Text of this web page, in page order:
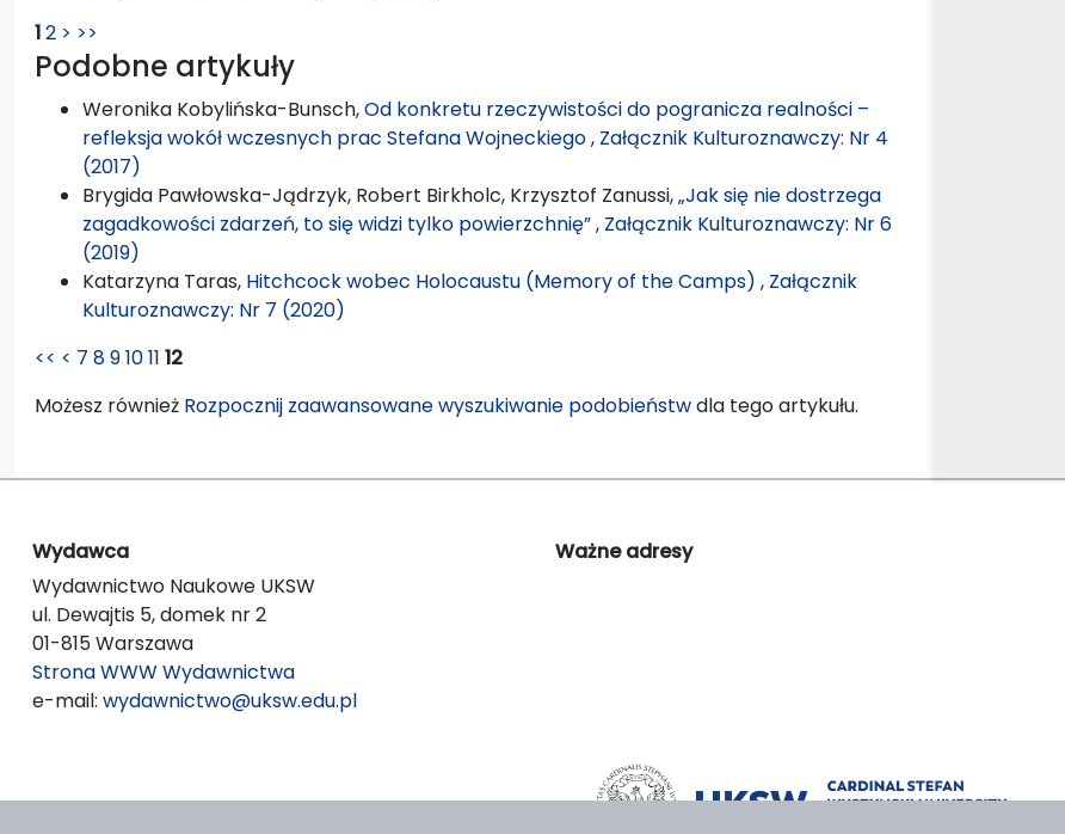
12 > >>
Podobne artykuły
Weronika Kobylińska-Bunsch,Od konkretu rzeczywistości do pogranicza realności –
refleksja wokół wczesnych prac Stefana Wojneckiego, Załącznik Kulturoznawczy: Nr 4
(2017)
Brygida Pawłowska-Jądrzyk, Robert Birkholc, Krzysztof Zanussi,„Jak się nie dostrzega
zagadkowości zdarzeń, to się widzi tylko powierzchnię”, Załącznik Kulturoznawczy: Nr 6
(2019)
Katarzyna Taras, Hitchcock wobec Holocaustu (Memory of the Camps) , Załącznik
Kulturoznawczy: Nr 7 (2020)
<< < 7 891011 12
Możesz również Rozpocznij zaawansowane wyszukiwanie podobieństwdla tego artykułu.
Wydawca
Wydawnictwo Naukowe UKSW
ul. Dewajtis 5, domek nr 2
01-815 Warszawa
Strona WWW Wydawnictwa
e-mail: wydawnictwo@uksw.edu.pl
Ważne adresy